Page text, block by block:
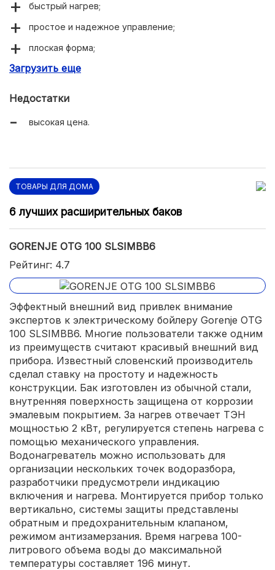
быстрый нагрев;
простое и надежное управление;
плоская форма;
индикация включения и нагрева.
Загрузить еще
Недостатки
высокая цена.
ТОВАРЫ ДЛЯ ДОМА
6 лучших расширительных баков
GORENJE OTG 100 SLSIMBB6
Рейтинг: 4.7
Эффектный внешний вид привлек внимание
экспертов к электрическому бойлеру Gorenje OTG
100 SLSIMBB6. Многие пользователи также одним
из преимуществ считают красивый внешний вид
прибора. Известный словенский производитель
сделал ставку на простоту и надежность
конструкции. Бак изготовлен из обычной стали,
внутренняя поверхность защищена от коррозии
эмалевым покрытием. За нагрев отвечает ТЭН
мощностью 2 кВт, регулируется степень нагрева с
помощью механического управления.
Водонагреватель можно использовать для
организации нескольких точек водоразбора,
разработчики предусмотрели индикацию
включения и нагрева. Монтируется прибор только
вертикально, системы защиты представлены
обратным и предохранительным клапаном,
режимом антизамерзания. Время нагрева 100-
литрового объема воды до максимальной
температуры составляет 196 минут.